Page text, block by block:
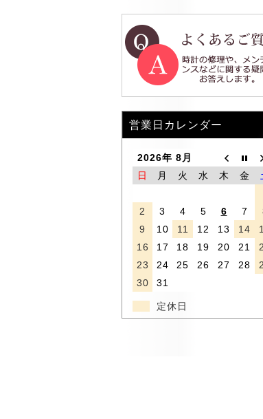
営業日カレンダー
2026年 8月
日
月 火 水 木 金
2
3 4 5 6 7
9
10 11 12 13 14
16
17 18 19 20 21
23
24 25 26 27 28
30
31
定休日